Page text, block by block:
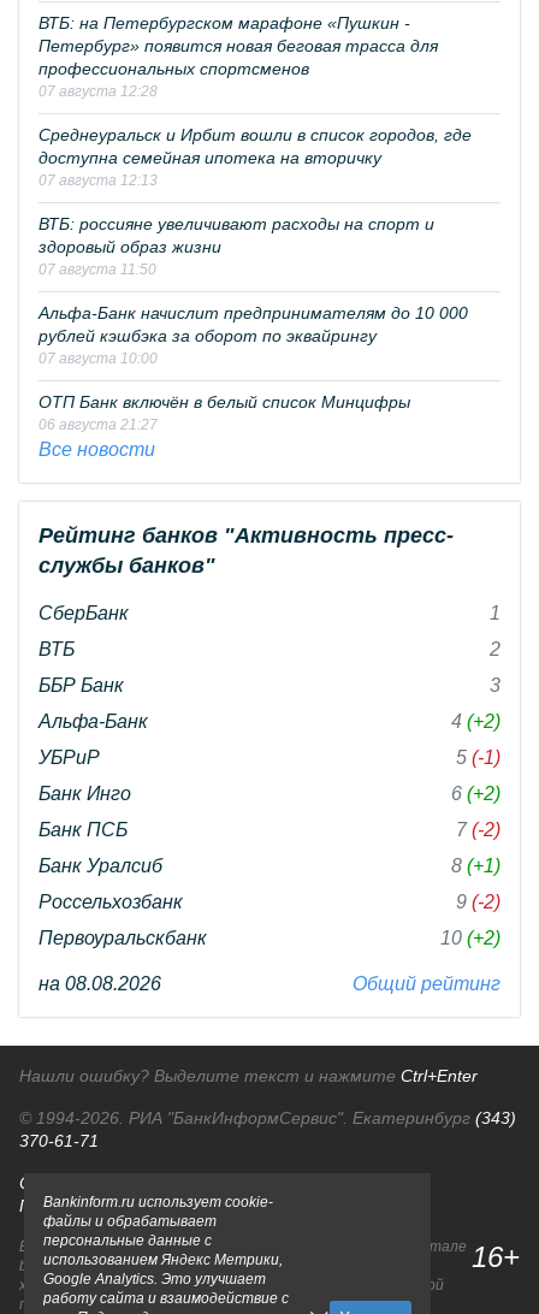
ВТБ: на Петербургском марафоне «Пушкин -
Петербург» появится новая беговая трасса для
профессиональных спортсменов
07 августа 12:28
Среднеуральск и Ирбит вошли в список городов, где
доступна семейная ипотека на вторичку
07 августа 12:13
ВТБ: россияне увеличивают расходы на спорт и
здоровый образ жизни
07 августа 11:50
Альфа-Банк начислит предпринимателям до 10 000
рублей кэшбэка за оборот по эквайрингу
07 августа 10:00
ОТП Банк включён в белый список Минцифры
06 августа 21:27
Все новости
Рейтинг банков "Активность пресс-
службы банков"
СберБанк
1
ВТБ
2
ББР Банк
3
Альфа-Банк
4 (+2)
УБРиР
5 (-1)
Банк Инго
6 (+2)
Банк ПСБ
7(-2)
Банк Уралсиб
8 (+1)
Россельхозбанк
9 (-2)
Первоуральскбанк
10 (+2)
на 08.08.2026 Общий рейтинг
Нашли ошибку? Выделите текст и нажмите Ctrl+Enter
© 1994-2026. РИА "БанкИнформСервис". Екатеринбург (343)
370-61-71
О проекте
Правовая информацияДля рекламодателей
Вся информация о продуктах банков, размещенная на портале
bankinform.ru, носит исключительно ознакомительный
характер и не является публичной офертой, определяемой
положениями ГК РФ. Информация не содержит точного и
16+
Bankinform.ru использует cookie-
файлы и обрабатывает
персональные данные с
использованием Яндекс Метрики,
Google Analytics. Это улучшает
работу сайта и взаимодействие с